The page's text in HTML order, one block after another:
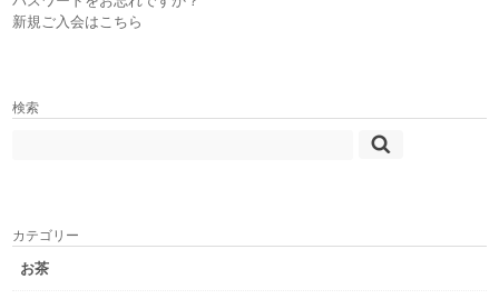
新規ご入会はこちら
検索
カテゴリー
お茶